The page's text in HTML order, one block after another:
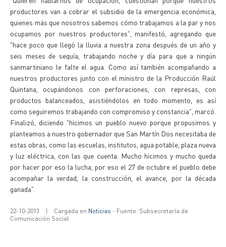
productores van a cobrar el subsidio de la emergencia económica,
quienes más que nosotros sabemos cómo trabajamos a la par y nos
ocupamos por nuestros productores", manifestó, agregando que
"hace poco que llegó la lluvia a nuestra zona después de un año y
seis meses de sequía, trabajando noche y día para que a ningún
sanmartiniano le falte el agua. Como así también acompañando a
nuestros productores junto con el ministro de la Producción Raúl
Quintana, ocupándonos con perforaciones, con represas, con
productos balanceados, asistiéndolos en todo momento, es así
como seguiremos trabajando con compromiso y constancia", marcó.
Finalizó, diciendo "hicimos un pueblo nuevo porque propusimos y
planteamos a nuestro gobernador que San Martín Dos necesitaba de
estas obras, como las escuelas, institutos, agua potable, plaza nueva
y luz eléctrica, con las que cuenta. Mucho hicimos y mucho queda
por hacer por eso la lucha, por eso el 27 de octubre el pueblo debe
acompañar la verdad, la construcción, el avance, por la década
ganada".
22-10-2013 | Cargada en Noticias - Fuente: Subsecretaría de
Comunicación Social